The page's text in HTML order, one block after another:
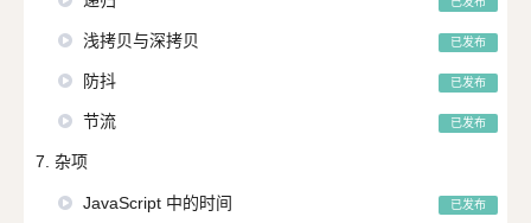
浅拷贝与深拷贝 已发布
防抖 已发布
节流 已发布
7. 杂项
JavaScript 中的时间 已发布